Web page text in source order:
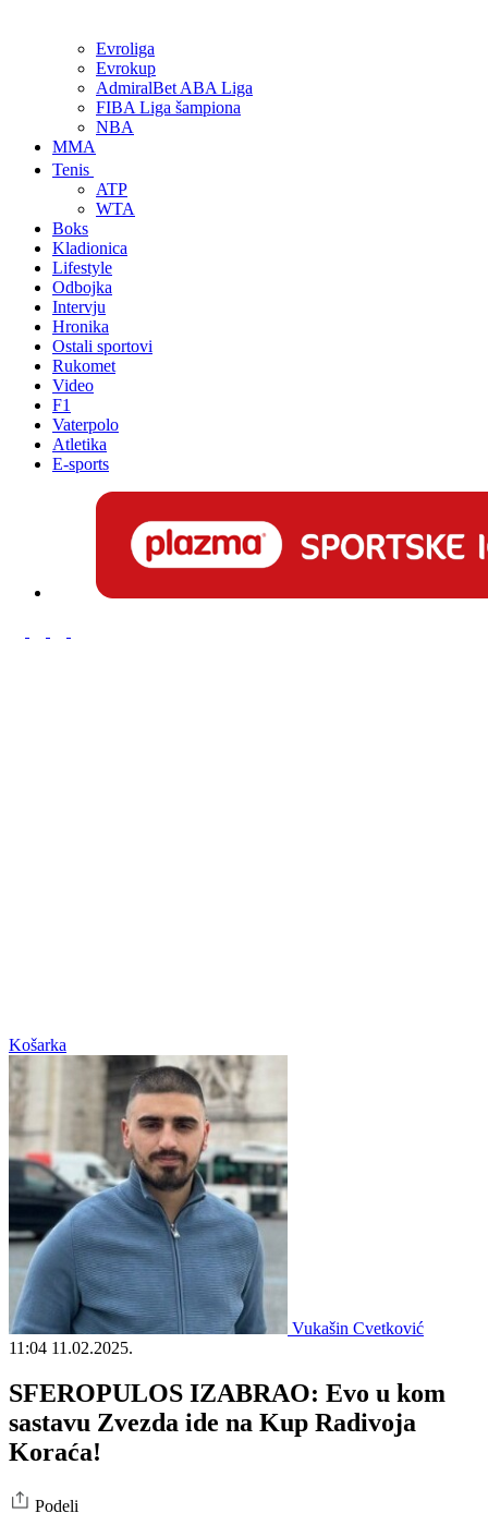
Evroliga
Evrokup
AdmiralBet ABA Liga
FIBA Liga šampiona
NBA
MMA
Tenis
ATP
WTA
Boks
Kladionica
Lifestyle
Odbojka
Intervju
Hronika
Ostali sportovi
Rukomet
Video
F1
Vaterpolo
Atletika
E-sports
Košarka
Vukašin Cvetković
11:04 11.02.2025.
SFEROPULOS IZABRAO: Evo u kom
sastavu Zvezda ide na Kup Radivoja
Koraća!
Podeli